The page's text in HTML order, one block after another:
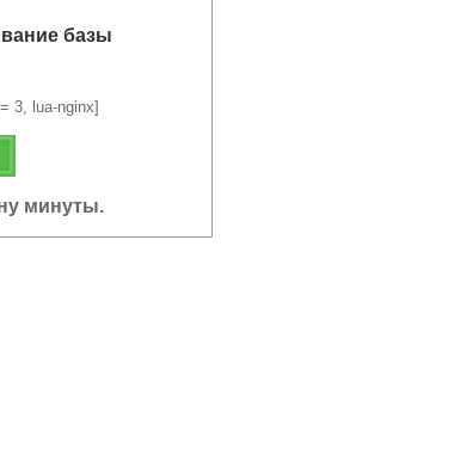
базы
3, lua-nginx]
минуты.